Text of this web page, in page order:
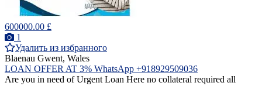
600000.00 £
1
Удалить из избранного
Blaenau Gwent, Wales
LOAN OFFER AT 3% WhatsApp +918929509036
Are you in need of Urgent Loan Here no collateral required all